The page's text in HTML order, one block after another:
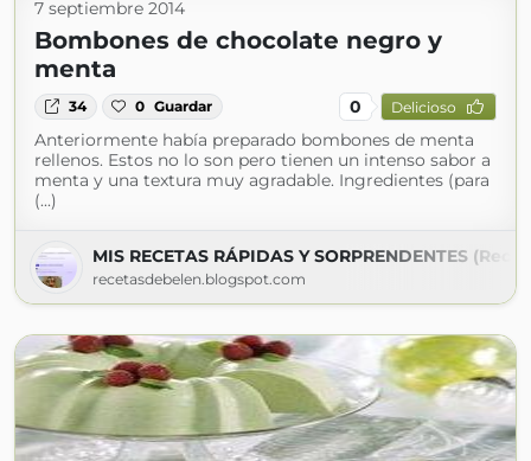
7 septiembre 2014
Bombones de chocolate negro y
menta
34 0 Guardar 0 Delicioso
Anteriormente había preparado bombones de menta
rellenos. Estos no lo son pero tienen un intenso sabor a
menta y una textura muy agradable. Ingredientes (para
(...)
MIS RECETAS RÁPIDAS Y SORPRENDENTES
recetasdebelen.blogspot.com